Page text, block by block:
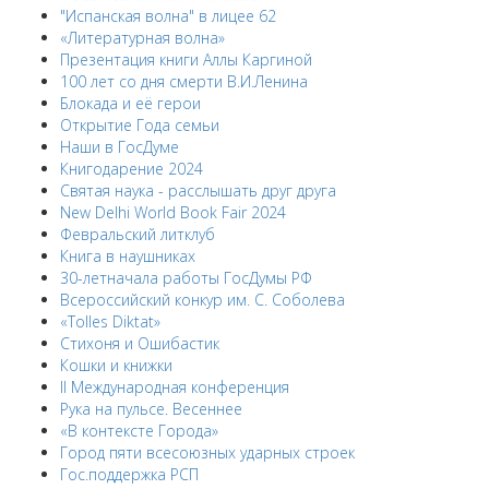
"Испанская волна" в лицее 62
«Литературная волна»
Презентация книги Аллы Каргиной
100 лет со дня смерти В.И.Ленина
Блокада и её герои
Открытие Года семьи
Наши в ГосДуме
Книгодарение 2024
Святая наука - расслышать друг друга
New Delhi World Book Fair 2024
Февральский литклуб
Книга в наушниках
30-летначала работы ГосДумы РФ
Всероссийский конкур им. С. Соболева
«Tolles Diktat»
Стихоня и Ошибастик
Кошки и книжки
II Международная конференция
Рука на пульсе. Весеннее
«В контексте Города»
Город пяти всесоюзных ударных строек
Гос.поддержка РСП